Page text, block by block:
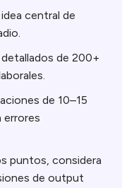
central de
de 200+
de 10–15
errores
puntos, considera
de output